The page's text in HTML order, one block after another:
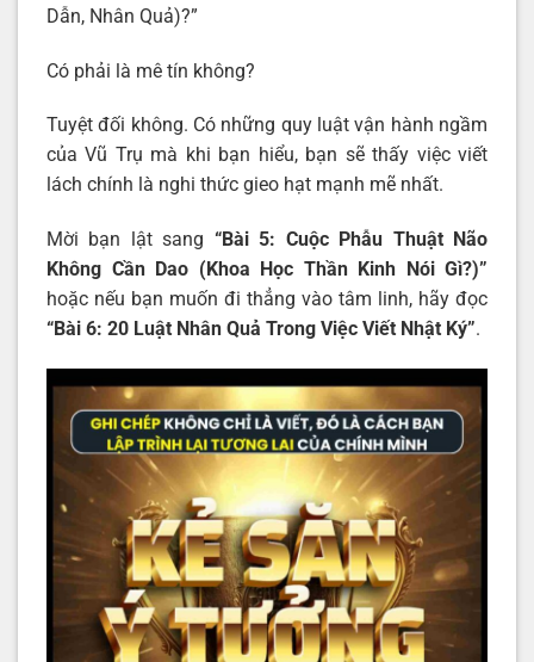
Dẫn, Nhân Quả)?”
Có phải là mê tín không?
Tuyệt đối không. Có những quy luật vận hành ngầm
của Vũ Trụ mà khi bạn hiểu, bạn sẽ thấy việc viết
lách chính là nghi thức gieo hạt mạnh mẽ nhất.
Mời bạn lật sang “Bài 5: Cuộc Phẫu Thuật Não
Không Cần Dao (Khoa Học Thần Kinh Nói Gì?)”
hoặc nếu bạn muốn đi thẳng vào tâm linh, hãy đọc
“Bài 6: 20 Luật Nhân Quả Trong Việc Viết Nhật Ký”.